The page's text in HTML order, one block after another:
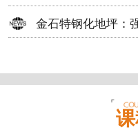
金石特钢化地坪：
课